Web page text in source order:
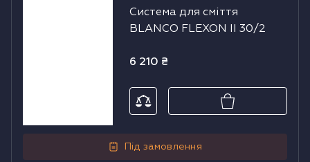
Система для сміття
BLANCO FLEXON II 30/2
6 210 ₴
Під замовлення